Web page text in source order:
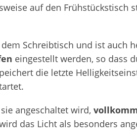
auf den Frühstückstisch
Schreibtisch und ist auch
eingestellt werden, so dass
die letzte
angeschaltet wird,
das Licht als besonders